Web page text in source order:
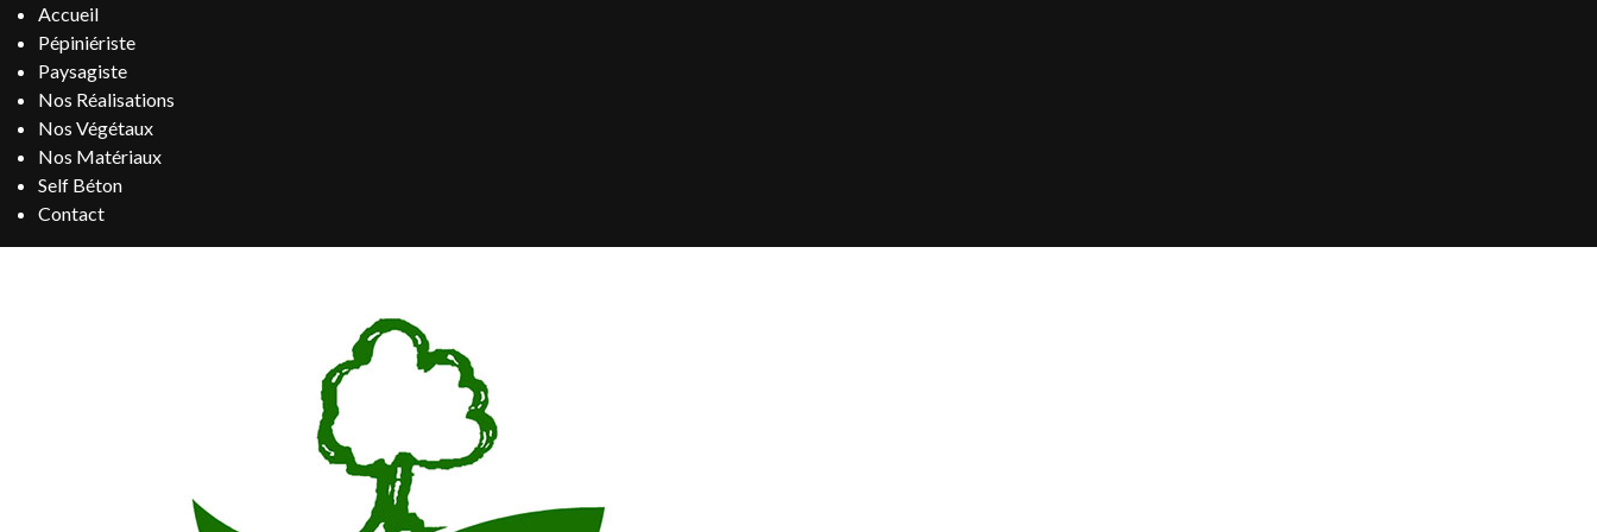
Accueil
Pépiniériste
Paysagiste
Nos Réalisations
Nos Végétaux
Nos Matériaux
Self Béton
Contact